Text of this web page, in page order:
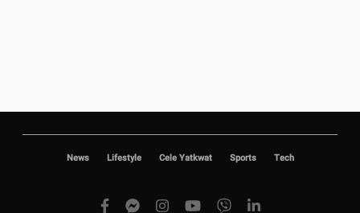
News Lifestyle Cele Yatkwat Sports Tech